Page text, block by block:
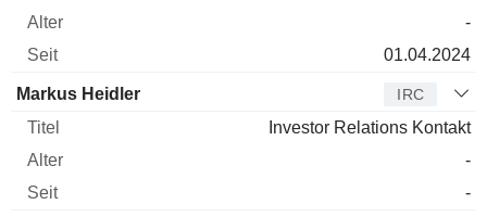
-
01.04.2024
Markus Heidler IRC
Investor Relations Kontakt
-
-